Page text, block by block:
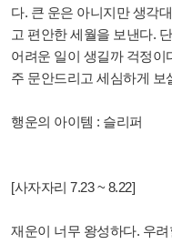
다. 큰 운은 아니지만 생각
고 편안한 세월을 보낸다.
어려운 일이 생길까 걱정이
주 문안드리고 세심하게 보
행운의 아이템 : 슬리퍼
[사자자리 7.23 ~ 8.22]
재운이 너무 왕성하다. 우